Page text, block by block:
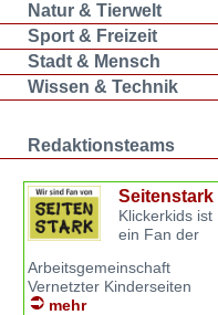
Natur & Tierwelt
Sport & Freizeit
Stadt & Mensch
Wissen & Technik
Redaktionsteams
Seitenstark
Klickerkids ist
ein Fan der
Arbeitsgemeinschaft
Vernetzter Kinderseiten
mehr